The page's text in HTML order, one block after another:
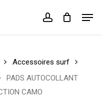
accountClose
Accessoires surf
PADS AUTOCOLLANT
CAMO